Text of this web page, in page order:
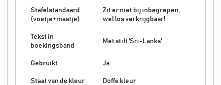
Stafelstandaard
(voetje+mastje)
Zit er niet bij inbegrepen,
wel los verkrijgbaar!
Tekst in
boekingsband
Met stift 'Sri-Lanka'
Gebruikt Ja
Staat van de kleur Doffe kleur